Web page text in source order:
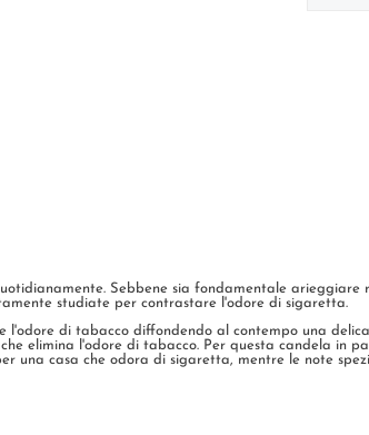
Sebbene sia fondamentale
studiate per contrastare l'odore di sigaretta.
l'odore di tabacco diffondendo al contempo una
elimina l'odore di tabacco. Per questa candela in
una casa che odora di sigaretta, mentre le note